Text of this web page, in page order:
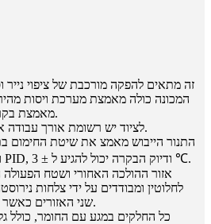
המכונה כולה מאמצת מערכת ויסות
מאמצת בקרת מתח בלם אבקה מגנטית.
2. לציוד יש רשומת אורך עבודה אוטומטית ותצוגת מהירות.
והטמפרטורה נשלטת על ידי PID, ודיוק הבקרה יכול להגיע ל ± 3 ℃.
לחלוטין ומבודדים על ידי צלחות
שני האזורים כאשר הציוד עובד, ונוח יותר לניקוי.